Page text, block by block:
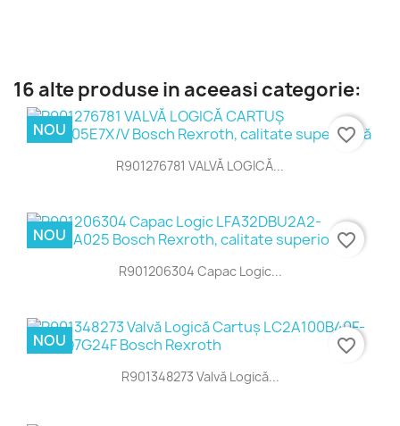
16 alte produse in aceeasi categorie:
R901276781 VALVĂ LOGICĂ...
NOU favorite_border
R901206304 Capac Logic...
NOU favorite_border
R901348273 Valvă Logică...
NOU favorite_border